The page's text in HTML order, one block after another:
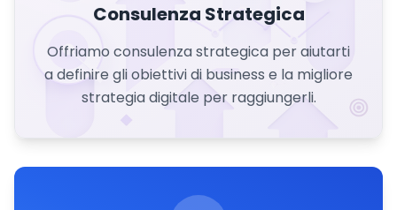
Consulenza Strategica
Offriamo consulenza strategica per aiutarti
a definire gli obiettivi di business e la migliore
strategia digitale per raggiungerli.